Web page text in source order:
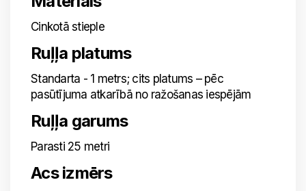
Cinkotā stieple
Ruļļa platums
Standarta - 1 metrs; cits platums – pēc
pasūtījuma atkarībā no ražošanas iespējām
Ruļļa garums
Parasti 25 metri
Acs izmērs